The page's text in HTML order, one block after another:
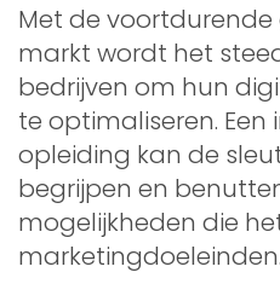
Met de
markt wordt het
bedrijven om hun
te optimaliseren.
opleiding kan de
begrijpen en
mogelijkheden die
marketingdoeleinden.